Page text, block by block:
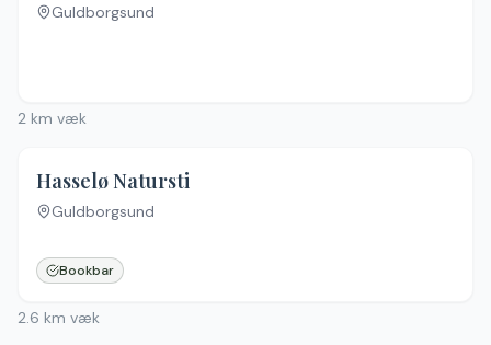
Guldborgsund
2 km væk
Hasselø Natursti
Guldborgsund
Bookbar
2.6 km væk